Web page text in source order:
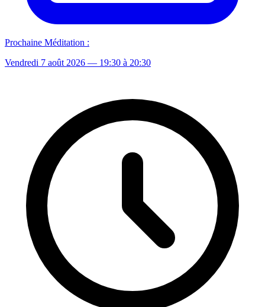
Prochaine Méditation :
Vendredi 7 août 2026 — 19:30 à 20:30